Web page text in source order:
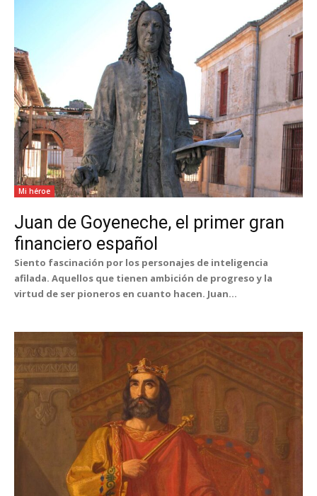
Mi héroe
Juan de Goyeneche, el primer gran
financiero español
Siento fascinación por los personajes de inteligencia
afilada. Aquellos que tienen ambición de progreso y la
virtud de ser pioneros en cuanto hacen. Juan...